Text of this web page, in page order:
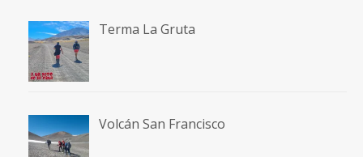
Terma La Gruta
Volcán San Francisco